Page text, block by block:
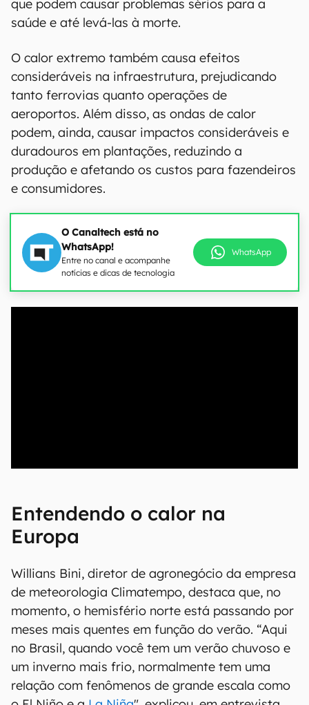
que podem causar problemas sérios para a
saúde e até levá-las à morte.
O calor extremo também causa efeitos
consideráveis na infraestrutura, prejudicando
tanto ferrovias quanto operações de
aeroportos. Além disso, as ondas de calor
podem, ainda, causar impactos consideráveis e
duradouros em plantações, reduzindo a
produção e afetando os custos para fazendeiros
e consumidores.
O Canaltech está no
WhatsApp!
Entre no canal e acompanhe
notícias e dicas de tecnologia
WhatsApp
Entendendo o calor na
Europa
Willians Bini, diretor de agronegócio da empresa
de meteorologia Climatempo, destaca que, no
momento, o hemisfério norte está passando por
meses mais quentes em função do verão. “Aqui
no Brasil, quando você tem um verão chuvoso e
um inverno mais frio, normalmente tem uma
relação com fenômenos de grande escala como